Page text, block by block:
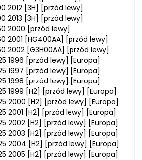
2012 [3H] [przód lewy]
2013 [3H] [przód lewy]
2000 [przód lewy]
2001 [HG400AA] [przód lewy]
2002 [G3H00AA] [przód lewy]
1996 [przód lewy] [Europa]
1997 [przód lewy] [Europa]
1998 [przód lewy] [Europa]
1999 [H2] [przód lewy] [Europa]
125 2000 [H2] [przód lewy] [Europa]
2001 [H2] [przód lewy] [Europa]
2002 [H2] [przód lewy] [Europa]
2003 [H2] [przód lewy] [Europa]
125 2004 [H2] [przód lewy] [Europa]
2005 [H2] [przód lewy] [Europa]